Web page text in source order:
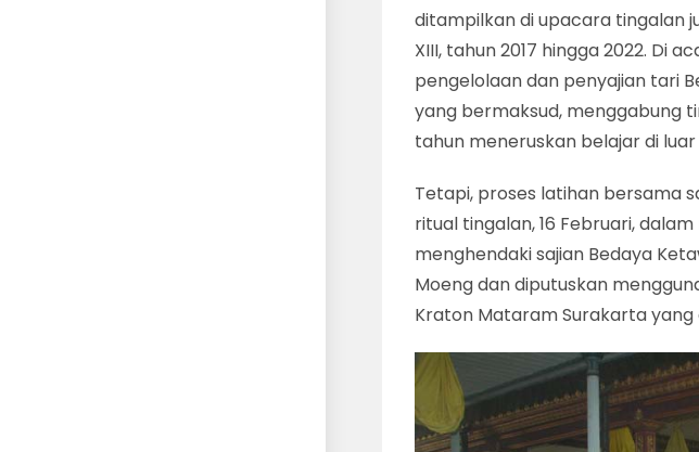
ditampilkan di upacara tingalan
XIII, tahun 2017 hingga 2022. Di
pengelolaan dan penyajian tari
yang bermaksud, menggabung
tahun meneruskan belajar di
Tetapi, proses latihan bersama
ritual tingalan, 16 Februari,
menghendaki sajian Bedaya
Moeng dan diputuskan
Kraton Mataram Surakarta yang